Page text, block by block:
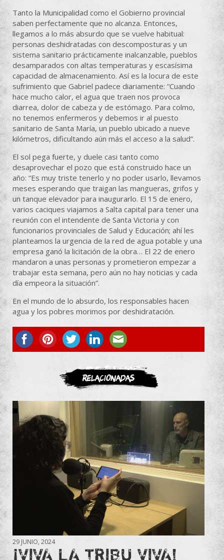
Tanto la Municipalidad como el Gobierno provincial
saben perfectamente que no alcanza. Entonces,
llegamos a lo más absurdo que se vuelve habitual:
personas deshidratadas con descomposturas y un
sistema sanitario prácticamente inalcanzable, pueblos
desamparados con altas temperaturas y escasísima
capacidad de almacenamiento. Así es la locura de este
sufrimiento que Gabriel padece diariamente: “Cuando
hace mucho calor, el agua que traen nos provoca
diarrea, dolor de cabeza y de estómago. Para colmo,
no tenemos enfermeros y debemos ir al puesto
sanitario de Santa María, un pueblo ubicado a nueve
kilómetros, dificultando aún más el acceso a la salud”.
El sol pega fuerte, y duele casi tanto como
desaprovechar el pozo que está construido hace un
año: “Es muy triste tenerlo y no poder usarlo, llevamos
meses esperando que traigan las mangueras, grifos y
un tanque elevador para inaugurarlo. El 15 de enero,
varios caciques viajamos a Salta capital para tener una
reunión con el intendente de Santa Victoria y con
funcionarios provinciales de Salud y Educación; ahí les
planteamos la urgencia de la red de agua potable y una
empresa ganó la licitación de la obra… El 22 de enero
mandaron a unas personas y prometieron empezar a
trabajar esta semana, pero aún no hay noticias y cada
día empeora la situación”.
En el mundo de lo absurdo, los responsables hacen
agua y los pobres morimos por deshidratación.
ASOCIATE
Relacionadas
29 JUNIO, 2024
¡VIVA LA TRIBU VIVA!